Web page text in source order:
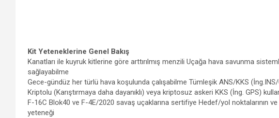
Kit Yeteneklerine Genel Bakış
Kanatları ile kuyruk kitlerine göre arttırılmış menzili Uçağa hava savunma
sağlayabilme
Gece-gündüz her türlü hava koşulunda çalışabilme Tümleşik ANS/KKS
Kriptolu (Karıştırmaya daha dayanıklı) veya kriptosuz askeri KKS (İng. GPS)
F-16C Blok40 ve F-4E/2020 savaş uçaklarına sertifiye Hedef/yol noktalarının ve
yeteneği